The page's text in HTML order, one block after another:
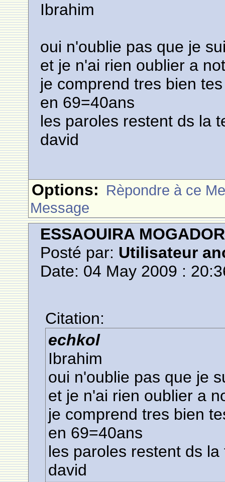
Ibrahim
oui n'oublie pas que je
et je n'ai rien oublier a
je comprend tres bien
en 69=40ans
les paroles restent ds la
david
Options: Rèpondre à ce
Message
ESSAOUIRA MOGADOR
Posté par: Utilisateur
Date: 04 May 2009 :
Citation:
echkol
Ibrahim
oui n'oublie pas que je
et je n'ai rien oublier a
je comprend tres bien
en 69=40ans
les paroles restent ds
david